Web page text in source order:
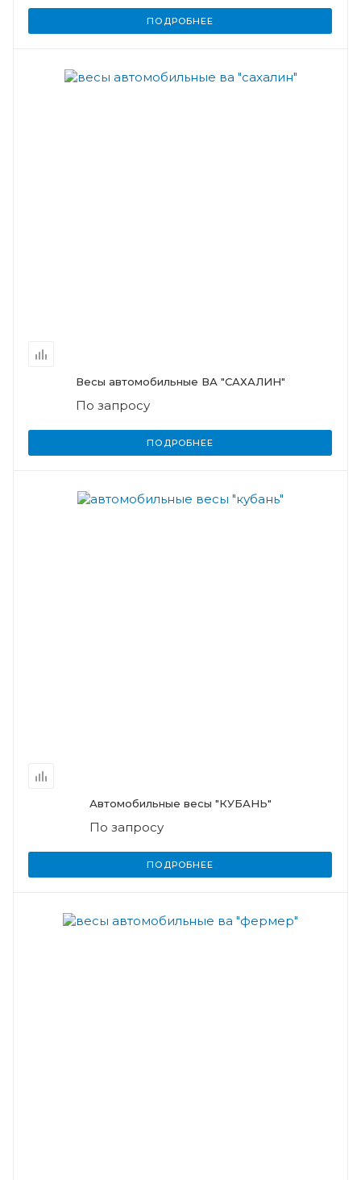
ПОДРОБНЕЕ
Весы автомобильные ВА "САХАЛИН"
По запросу
ПОДРОБНЕЕ
Автомобильные весы "КУБАНЬ"
По запросу
ПОДРОБНЕЕ